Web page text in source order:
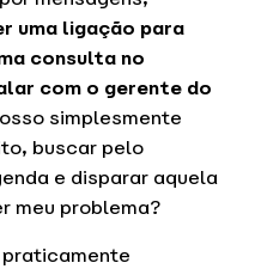
uma ligação para
consulta no
com o gerente do
simplesmente
buscar pelo
e disparar aquela
meu problema?